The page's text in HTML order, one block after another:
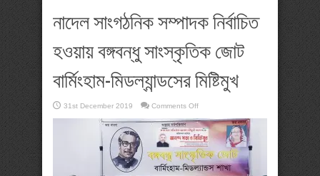
নাদেল সাংগঠনিক সম্পাদক নির্বাচিত
হওয়ায় বঙ্গবন্ধু সাংস্কৃতিক জোট
বার্মিংহাম-মিডল্যান্ডসের মিষ্টিমুখ
31st December 2019 Comments Offon
সাংগঠনিক
সম্পাদক
নির্বাচিত
হওয়ায়
বঙ্গবন্ধু
সাংস্কৃতিক
জোট